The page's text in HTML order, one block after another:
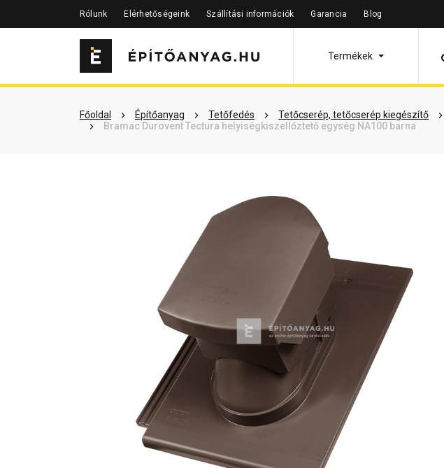
Rólunk Elérhetőségeink Szállítási információk Garancia Blog
Termékek
Főoldal Építőanyag Tetőfedés Tetőcserép, tetőcserép kiegészítő
Bramac Durovent Tectura helyiségkiszellőztető egység NA100 barna
Szükséged lehet rá Részletes leírás Termékinformáció